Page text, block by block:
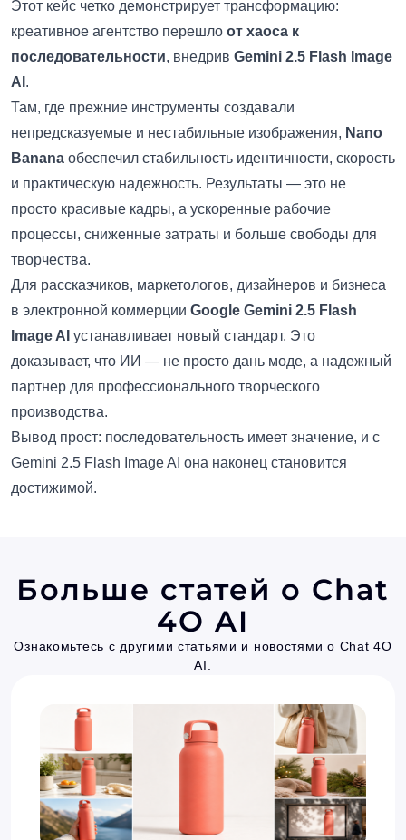
Этот кейс четко демонстрирует трансформацию:
креативное агентство перешло от хаоса к
последовательности, внедрив Gemini 2.5 Flash Image
AI .
Там, где прежние инструменты создавали
непредсказуемые и нестабильные изображения, Nano
Banana обеспечил стабильность идентичности, скорость
и практическую надежность. Результаты — это не
просто красивые кадры, а ускоренные рабочие
процессы, сниженные затраты и больше свободы для
творчества.
Для рассказчиков, маркетологов, дизайнеров и бизнеса
в электронной коммерции Google Gemini 2.5 Flash
Image AI устанавливает новый стандарт. Это
доказывает, что ИИ — не просто дань моде, а надежный
партнер для профессионального творческого
производства.
Вывод прост: последовательность имеет значение, и с
Gemini 2.5 Flash Image AI она наконец становится
достижимой.
Больше статей о Chat
4O AI
Ознакомьтесь с другими статьями и новостями о Chat 4O
AI.